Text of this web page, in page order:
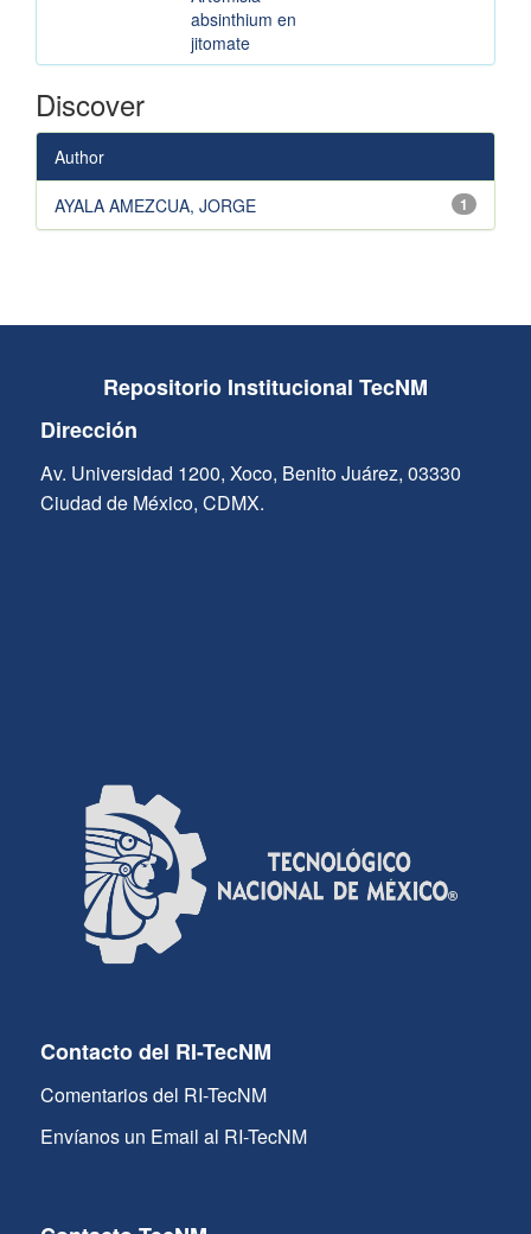
absinthium en
jitomate
Discover
Author
1
AYALA AMEZCUA, JORGE
Repositorio Institucional TecNM
Dirección
Av. Universidad 1200, Xoco, Benito Juárez, 03330
Ciudad de México, CDMX.
Contacto del RI-TecNM
Comentarios del RI-TecNM
Envíanos un Email al RI-TecNM